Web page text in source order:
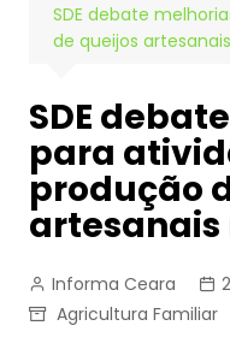
SDE debate
de queijos
SDE
para
produção
artesanais
Informa Ceara
Agricultura Familiar